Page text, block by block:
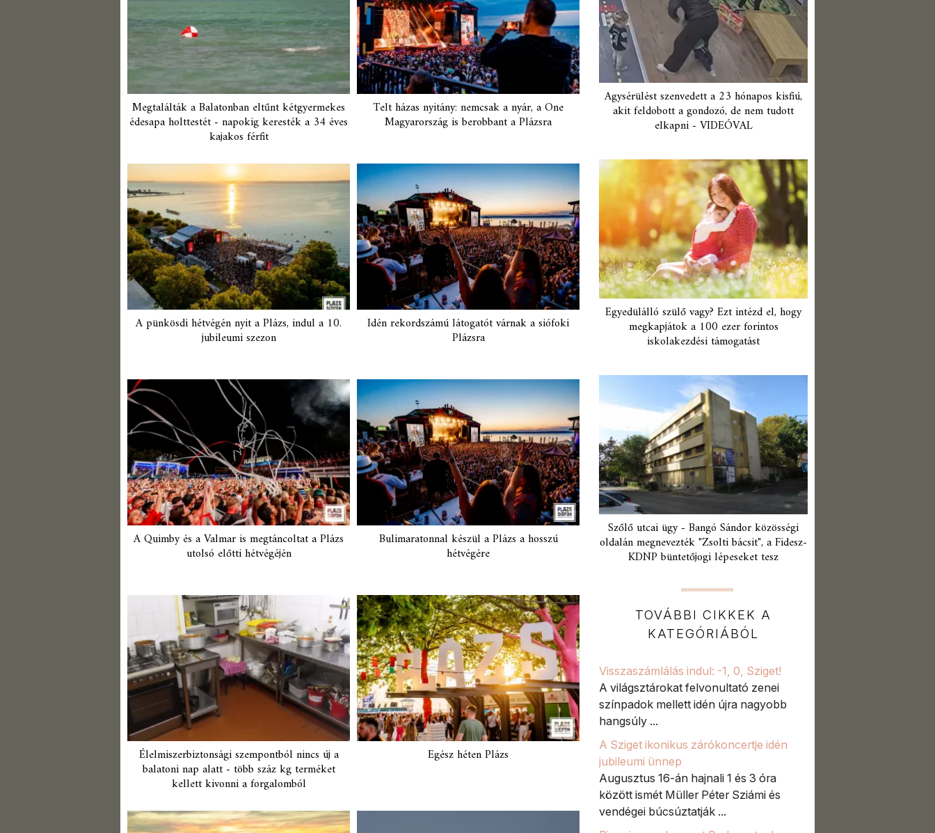
Megtalálták a Balatonban eltűnt kétgyermekes
édesapa holttestét - napokig keresték a 34 éves
kajakos férfit
Telt házas nyitány: nemcsak a nyár, a One
Magyarország is berobbant a Plázsra
A pünkösdi hétvégén nyit a Plázs, indul a 10.
jubileumi szezon
Idén rekordszámú látogatót várnak a siófoki
Plázsra
A Quimby és a Valmar is megtáncoltat a Plázs
utolsó előtti hétvégéjén
Bulimaratonnal készül a Plázs a hosszú
hétvégére
Élelmiszerbiztonsági szempontból nincs új a
balatoni nap alatt - több száz kg terméket
kellett kivonni a forgalomból
Egész héten Plázs
Agysérülést szenvedett a 23 hónapos kisfiú,
akit feldobott a gondozó, de nem tudott
elkapni - VIDEÓVAL
Egyedülálló szülő vagy? Ezt intézd el, hogy
megkapjátok a 100 ezer forintos
iskolakezdési támogatást
Szőlő utcai ügy - Bangó Sándor közösségi
oldalán megnevezték "Zsolti bácsit", a Fidesz-
KDNP büntetőjogi lépeseket tesz
TOVÁBBI CIKKEK A
KATEGÓRIÁBÓL
Visszaszámlálás indul: -1, 0, Sziget!
A világsztárokat felvonultató zenei
színpadok mellett idén újra nagyobb
hangsúly ...
A Sziget ikonikus zárókoncertje idén
jubileumi ünnep
Augusztus 16-án hajnali 1 és 3 óra
között ismét Müller Péter Sziámi és
vendégei búcsúztatják ...